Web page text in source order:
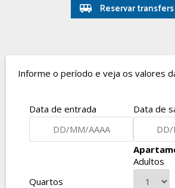
Reservar transfers
Informe o período e veja os valores
Data de entrada Data de
Quartos
Adultos